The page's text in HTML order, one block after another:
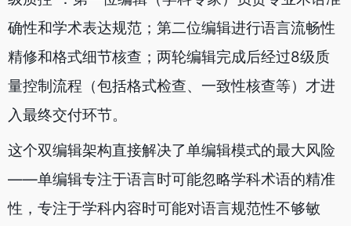
确性和学术表达规范；第二位编辑进行语言流畅性
精修和格式细节核查；两轮编辑完成后经过8级质
量控制流程（包括格式检查、一致性核查等）才进
入最终交付环节。
这个双编辑架构直接解决了单编辑模式的最大风险
——单编辑专注于语言时可能忽略学科术语的精准
性，专注于学科内容时可能对语言规范性不够敏